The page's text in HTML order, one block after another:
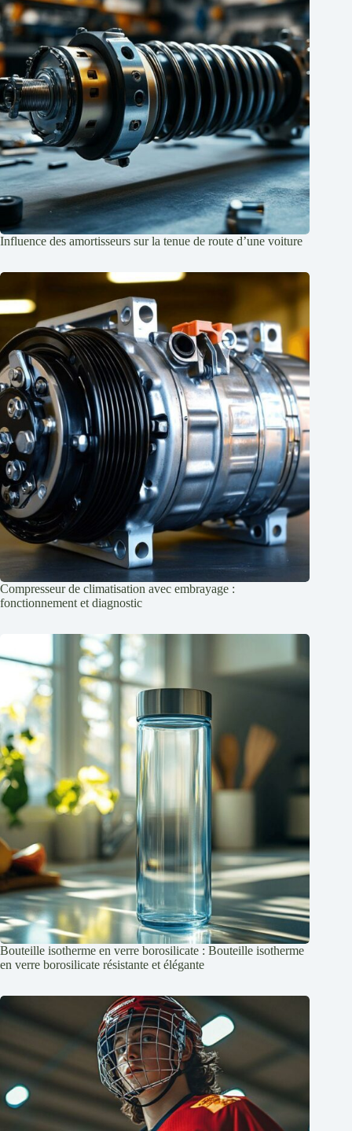
Influence des amortisseurs sur la tenue de route d’une voiture
Compresseur de climatisation avec embrayage :
fonctionnement et diagnostic
Bouteille isotherme en verre borosilicate : Bouteille isotherme
en verre borosilicate résistante et élégante